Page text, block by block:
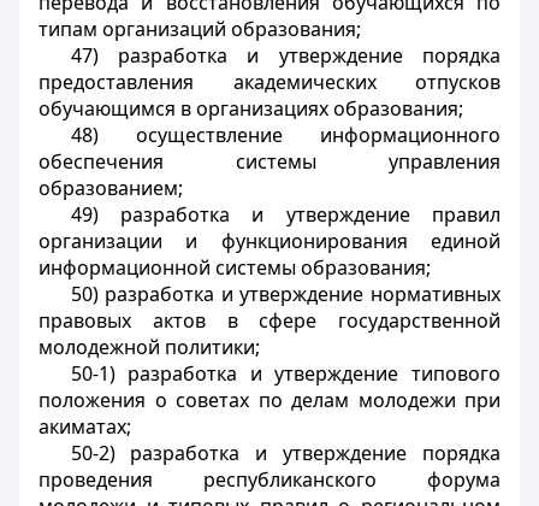
типам организаций образования;
47) разработка и утверждение порядка
предоставления академических отпусков
обучающимся в организациях образования;
48) осуществление информационного
обеспечения системы управления
образованием;
49) разработка и утверждение правил
организации и функционирования единой
информационной системы образования;
50) разработка и утверждение нормативных
правовых актов в сфере государственной
молодежной политики;
50-1) разработка и утверждение типового
положения о советах по делам молодежи при
акиматах;
50-2) разработка и утверждение порядка
проведения республиканского форума